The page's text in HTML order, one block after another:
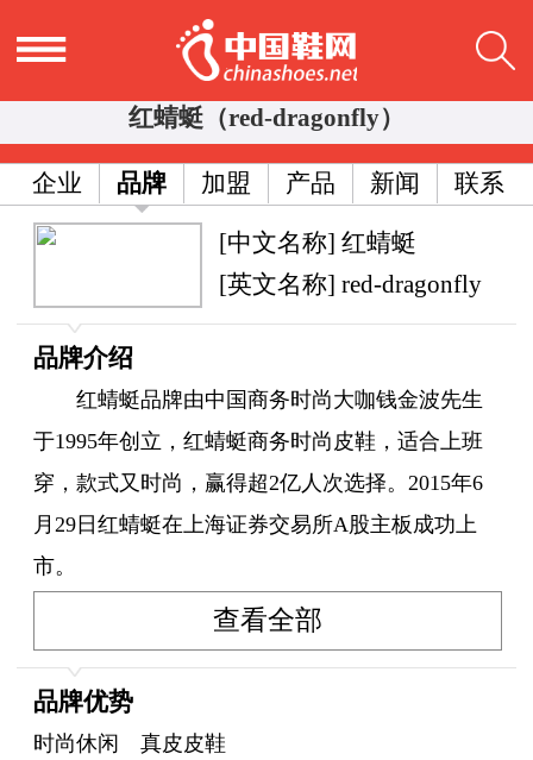
红蜻蜓（red-dragonfly）
企业 品牌 加盟 产品 新闻 联系
[中文名称] 红蜻蜓
[英文名称] red-dragonfly
品牌介绍
红蜻蜓品牌由中国商务时尚大咖钱金波先生
于1995年创立，红蜻蜓商务时尚皮鞋，适合上班
穿，款式又时尚，赢得超2亿人次选择。2015年6
月29日红蜻蜓在上海证券交易所A股主板成功上
市。
红蜻蜓创建国内首个鞋科技实验室和制鞋行
业首家院士工作站，研创83道标准化制鞋工艺，
保障每一双红蜻蜓出品的鞋履都能舒适耐穿。红
查看全部
品牌优势
时尚休闲 真皮皮鞋